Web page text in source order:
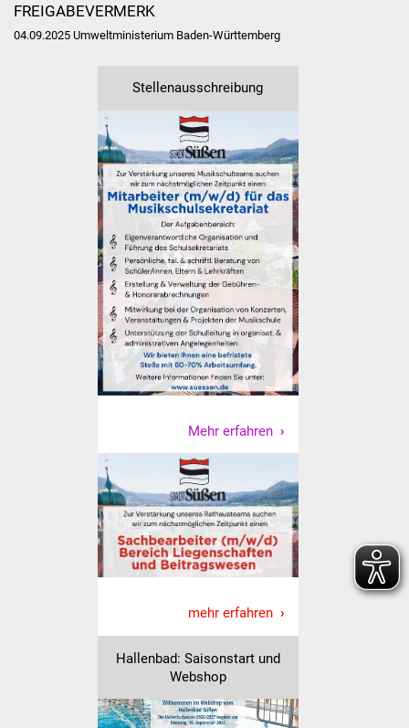
Zehntscheuer
Kulturhalle
Vereine und Parteien
Selbsteintrag Vereine
Beirat Süßener Vereine
Sportanlagen
Tourismus
Erlebnisregion
Schwäbischer Albtrauf
Route der
Industriekultur
Lebenslagen
Senioren
Ältere
Pflegeheim
FREIGABEVERMERK
04.09.2025 Umweltministerium Baden-Württemberg
Stellenausschreibung
Mehr erfahren
mehr erfahren
Hallenbad: Saisonstart und
Webshop